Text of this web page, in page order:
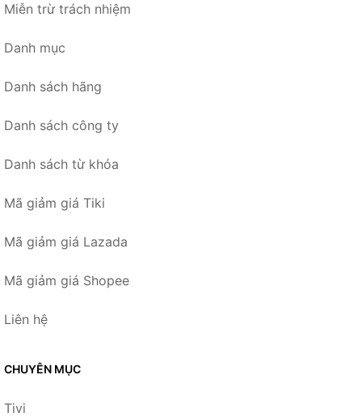
Miễn trừ trách nhiệm
Danh mục
Danh sách hãng
Danh sách công ty
Danh sách từ khóa
Mã giảm giá Tiki
Mã giảm giá Lazada
Mã giảm giá Shopee
Liên hệ
CHUYÊN MỤC
Tivi